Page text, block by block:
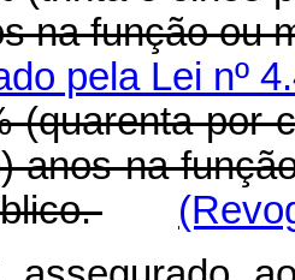
na função ou
pela Lei nº
(quarenta por
anos na